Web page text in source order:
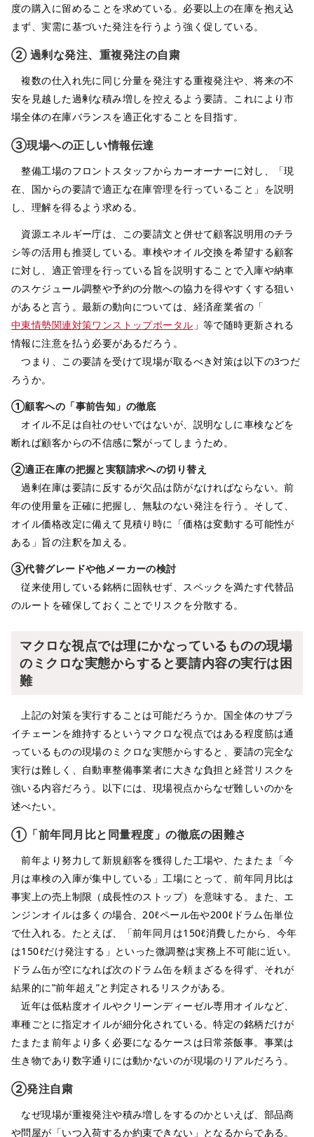
度の購入に留めることを求めている。必要以上の在庫を抱え込
まず、実需に基づいた発注を行うよう強く促している。
② 過剰な発注、重複発注の自粛
複数の仕入れ先に同じ分量を発注する重複発注や、将来の不
安を見越した過剰な積み増しを控えるよう要請。これにより市
場全体の在庫バランスを適正化することを目指す。
③現場への正しい情報伝達
整備工場のフロントスタッフからカーオーナーに対し、「現
在、国からの要請で適正な在庫管理を行っていること」を説明
し、理解を得るよう求める。
資源エネルギー庁は、この要請文と併せて顧客説明用のチラ
シ等の活用も推奨している。車検やオイル交換を希望する顧客
に対し、適正管理を行っている旨を説明することで入庫や納車
のスケジュール調整や予約の分散への協力を得やすくする狙い
があると言う。最新の動向については、経済産業省の「
中東情勢関連対策ワンストップポータル 」等で随時更新される
情報に注意を払う必要があるだろう。
つまり、この要請を受けて現場が取るべき対策は以下の3つだ
ろうか。
①顧客への「事前告知」の徹底
オイル不足は自社のせいではないが、説明なしに車検などを
断れば顧客からの不信感に繋がってしまうため。
②適正在庫の把握と実額請求への切り替え
過剰在庫は要請に反するが欠品は防がなければならない。前
年の使用量を正確に把握し、無駄のない発注を行う。そして、
オイル価格改定に備えて見積り時に「価格は変動する可能性が
ある」旨の注釈を加える。
③代替グレードや他メーカーの検討
従来使用している銘柄に固執せず、スペックを満たす代替品
のルートを確保しておくことでリスクを分散する。
マクロな視点では理にかなっているものの現場
のミクロな実態からすると要請内容の実行は困
難
上記の対策を実行することは可能だろうか。国全体のサプラ
イチェーンを維持するというマクロな視点ではある程度筋は通
っているものの現場のミクロな実態からすると、要請の完全な
実行は難しく、自動車整備事業者に大きな負担と経営リスクを
強いる内容だろう。以下には、現場視点からなぜ難しいのかを
述べたい。
①「前年同月比と同量程度」の徹底の困難さ
前年より努力して新規顧客を獲得した工場や、たまたま「今
月は車検の入庫が集中している」工場にとって、前年同月比は
事実上の売上制限（成長性のストップ）を意味する。また、エ
ンジンオイルは多くの場合、20ℓペール缶や200ℓドラム缶単位
で仕入れる。たとえば、「前年同月は150ℓ消費したから、今年
は150ℓだけ発注する」といった微調整は実務上不可能に近い。
ドラム缶が空になれば次のドラム缶を頼まざるを得ず、それが
結果的に‟前年超え”と判定されるリスクがある。
近年は低粘度オイルやクリーンディーゼル専用オイルなど、
車種ごとに指定オイルが細分化されている。特定の銘柄だけが
たまたま前年より多く必要になるケースは日常茶飯事。事業は
生き物であり数字通りには動かないのが現場のリアルだろう。
②発注自粛
なぜ現場が重複発注や積み増しをするのかといえば、部品商
や問屋が「いつ入荷するか約束できない」となるからである。